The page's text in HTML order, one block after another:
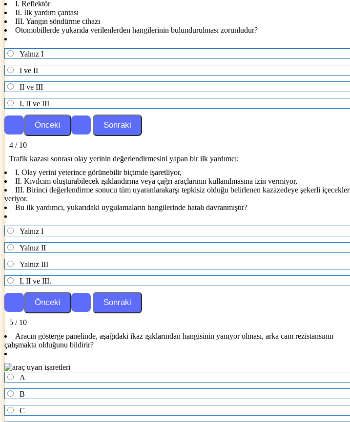
I. Reflektör
II. İlk yardım çantası
III. Yangın söndürme cihazı
Otomobillerde yukarıda verilenlerden hangilerinin bulundurulması zorunludur?
Yalnız I
I ve II
II ve III
I, II ve III
4 / 10
Trafik kazası sonrası olay yerinin değerlendirmesini yapan bir ilk yardımcı;
I. Olay yerini yeterince görünebilir biçimde işaretliyor,
II. Kıvılcım oluşturabilecek ışıklandırma veya çağrı araçlarının kullanılmasına izin vermiyor,
III. Birinci değerlendirme sonucu tüm uyaranlarakarşı tepkisiz olduğu belirlenen kazazedeye şekerli içecekler
veriyor.
Bu ilk yardımcı, yukarıdaki uygulamaların hangilerinde hatalı davranmıştır?
Yalnız I
Yalnız II
Yalnız III
I, II ve III.
5 / 10
Aracın gösterge panelinde, aşağıdaki ikaz ışıklarından hangisinin yanıyor olması, arka cam rezistansının
çalışmakta olduğunu bildirir?
A
B
C